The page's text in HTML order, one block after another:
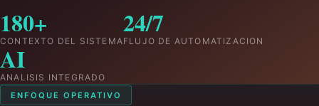
180+
CONTEXTO DEL SISTEMA
24/7
FLUJO DE AUTOMATIZACION
AI
ANALISIS INTEGRADO
ENFOQUE OPERATIVO